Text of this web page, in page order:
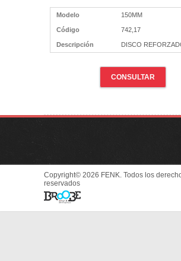
Modelo 150MM
Código 742,17
Descripción DISCO
CONSULTAR
Copyright© 2026 FENK. Todos los
reservados